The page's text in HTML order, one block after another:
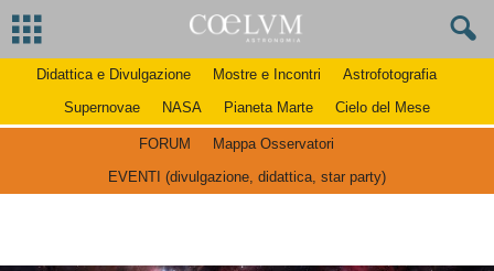
Didattica e Divulgazione Mostre e Incontri
Astrofotografia
Supernovae
NASA Pianeta Marte Cielo del Mese
FORUM
Mappa Osservatori
EVENTI (divulgazione, didattica, star party)